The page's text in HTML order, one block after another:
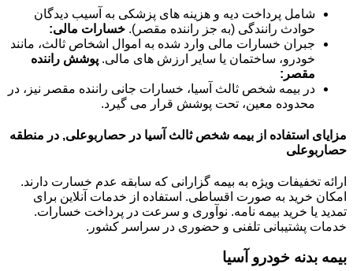
شامل پرداخت دیه و هزینه های پزشکی به آسیب دیدگان
حوادث رانندگی (به جز راننده مقصر). خسارات مالی:
جبران خسارات مالی وارد شده به اموال اشخاص ثالث، مانند
خودرو، ساختمان یا سایر ارزش های مالی. پوشش راننده
مقصر:
در بیمه شخص ثالث آسیا، خسارات جانی راننده مقصر نیز، در
محدوده معین، تحت پوشش قرار می گیرد.
مزایای استفاده از بیمه شخص ثالث آسیا در حصاربوعلی, در منطقه
حصاربوعلی
ارائه تخفیفات ویژه به بیمه گزارانی که سابقه عدم خسارت دارند.
امکان خرید به صورت اقساطی. استفاده از خدمات آنلاین برای
تمدید یا خرید بیمه نامه. نوآوری و سرعت در پرداخت خسارات.
خدمات پشتیبانی تلفنی و حضوری در سراسر کشور.
بیمه بدنه خودرو آسیا